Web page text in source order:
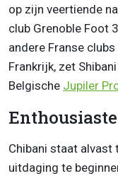
op zijn veertiende
club Grenoble Foot
andere Franse
Frankrijk, zet
Belgische Jupiler
Chibani staat alvast
uitdaging te